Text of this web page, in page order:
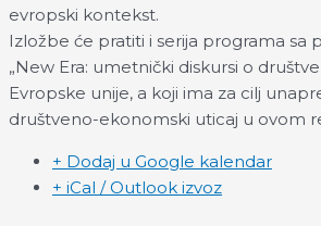
evropski kontekst.
Izložbe će pratiti i serija programa sa
„New Еra: umetnički diskursi o
Evropske unije, a koji ima za cilj
društveno-ekonomski uticaj u ovom
+ Dodaj u Google kalendar
+ iCal / Outlook izvoz